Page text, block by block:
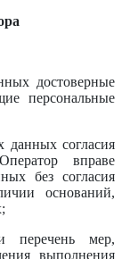
достоверные
персональные
данных согласия
вправе
без согласия
оснований,
перечень мер,
выполнения